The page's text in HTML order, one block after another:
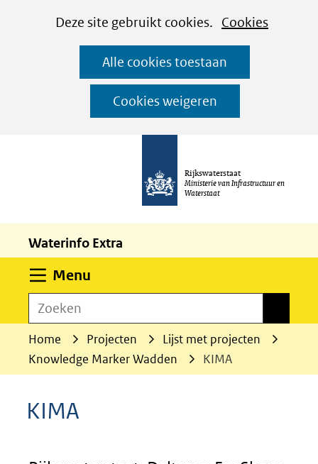
CookiesDeze site gebruikt cookies. Cookies
worden
toegestaan
geweigerd.
Alle cookies toestaan
Cookies weigeren
Ga
naar
de
inhoud
Rijkswaterstaat
Ministerie van Infrastructuur en
Waterstaat
Waterinfo Extra
Menu
Zoeken
Home Projecten
Lijst met projecten
Knowledge Marker Wadden
KIMA
KIMA